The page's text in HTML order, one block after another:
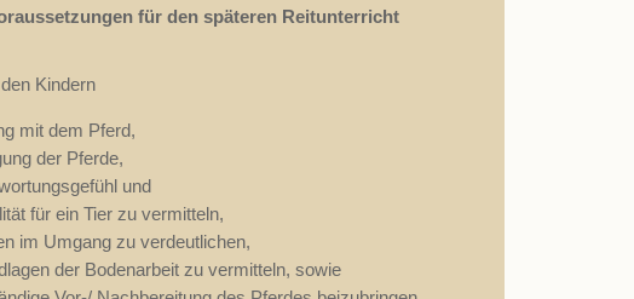
für den späteren Reitunterricht
Kindern
mit dem Pferd,
der Pferde,
und
für ein Tier zu vermitteln,
im Umgang zu verdeutlichen,
der Bodenarbeit zu vermitteln, sowie